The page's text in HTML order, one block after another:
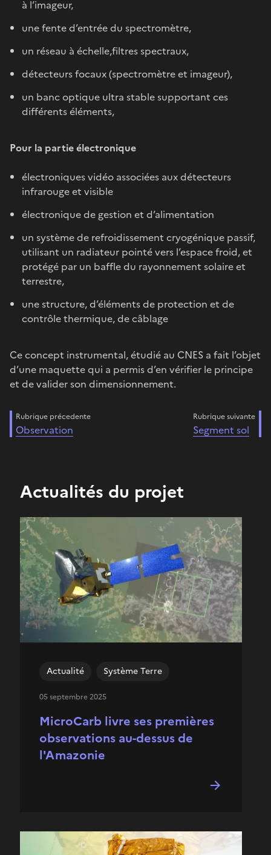
à l’imageur,
une fente d’entrée du spectromètre,
un réseau à échelle,filtres spectraux,
détecteurs focaux (spectromètre et imageur),
un banc optique ultra stable supportant ces
différents éléments,
Pour la partie électronique
électroniques vidéo associées aux détecteurs
infrarouge et visible
électronique de gestion et d’alimentation
un système de refroidissement cryogénique passif,
utilisant un radiateur pointé vers l’espace froid, et
protégé par un baffle du rayonnement solaire et
terrestre,
une structure, d’éléments de protection et de
contrôle thermique, de câblage
Ce concept instrumental, étudié au CNES a fait l’objet
d’une maquette qui a permis d’en vérifier le principe
et de valider son dimensionnement.
Rubrique précedente
Observation
Rubrique suivante
Segment sol
Actualités du projet
MicroCarb livre ses premières
observations au-dessus de
l'Amazonie
Actualité Système Terre
05 septembre 2025